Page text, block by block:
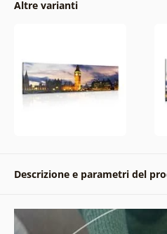
Altre varianti
Descrizione e parametri del